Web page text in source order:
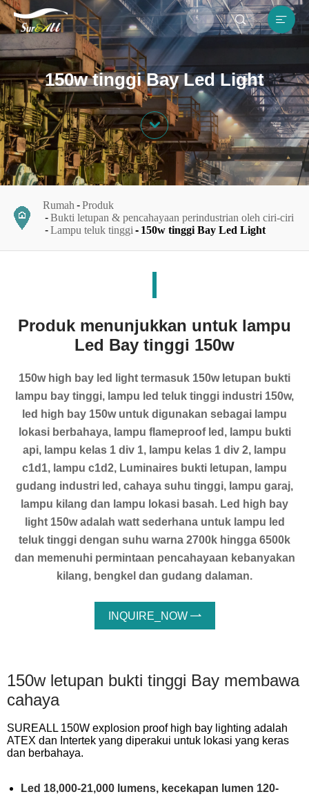
EN  
150w tinggi Bay Led Light

Rumah
Produk
Bukti letupan & pencahayaan perindustrian oleh ciri-ciri
Lampu teluk tinggi
150w tinggi Bay Led Light
Produk menunjukkan untuk lampu
Led Bay tinggi 150w
150w high bay led light termasuk 150w letupan bukti
lampu bay tinggi, lampu led teluk tinggi industri 150w,
led high bay 150w untuk digunakan sebagai lampu
lokasi berbahaya, lampu flameproof led, lampu bukti
api, lampu kelas 1 div 1, lampu kelas 1 div 2, lampu
c1d1, lampu c1d2, Luminaires bukti letupan, lampu
gudang industri led, cahaya suhu tinggi, lampu garaj,
lampu kilang dan lampu lokasi basah. Led high bay
light 150w adalah watt sederhana untuk lampu led
teluk tinggi dengan suhu warna 2700k hingga 6500k
dan memenuhi permintaan pencahayaan kebanyakan
kilang, bengkel dan gudang dalaman.
INQUIRE_NOW 
150w letupan bukti tinggi Bay membawa
cahaya
SUREALL 150W explosion proof high bay lighting adalah
ATEX dan Intertek yang diperakui untuk lokasi yang keras
dan berbahaya.
Led 18,000-21,000 lumens, kecekapan lumen 120-